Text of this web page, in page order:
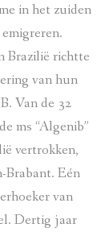
in het zuiden
Brazilië richtte
van hun
Van de 32
ms “Algenib”
vertrokken,
Brabant. Eén
van
Dertig jaar